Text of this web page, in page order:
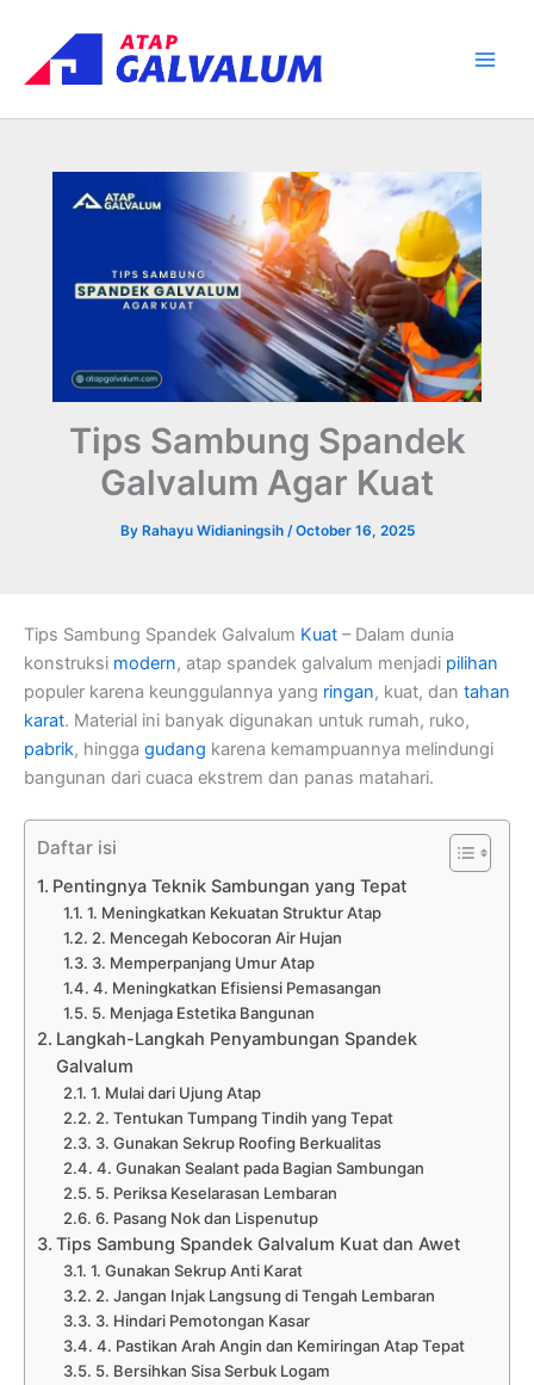
content
Tips Sambung Spandek
Galvalum Agar Kuat
By Rahayu Widianingsih /October 16, 2025
Tips Sambung Spandek Galvalum Kuat – Dalam dunia
konstruksi modern, atap spandek galvalum menjadi pilihan
populer karena keunggulannya yang ringan, kuat, dan tahan
karat. Material ini banyak digunakan untuk rumah, ruko,
pabrik, hingga gudang karena kemampuannya melindungi
bangunan dari cuaca ekstrem dan panas matahari.
Daftar isi
Pentingnya Teknik Sambungan yang Tepat
1. Meningkatkan Kekuatan Struktur Atap
2. Mencegah Kebocoran Air Hujan
3. Memperpanjang Umur Atap
4. Meningkatkan Efisiensi Pemasangan
5. Menjaga Estetika Bangunan
Langkah-Langkah Penyambungan Spandek
Galvalum
1. Mulai dari Ujung Atap
2. Tentukan Tumpang Tindih yang Tepat
3. Gunakan Sekrup Roofing Berkualitas
4. Gunakan Sealant pada Bagian Sambungan
5. Periksa Keselarasan Lembaran
6. Pasang Nok dan Lispenutup
Tips Sambung Spandek Galvalum Kuat dan Awet
1. Gunakan Sekrup Anti Karat
2. Jangan Injak Langsung di Tengah Lembaran
3. Hindari Pemotongan Kasar
4. Pastikan Arah Angin dan Kemiringan Atap Tepat
5. Bersihkan Sisa Serbuk Logam